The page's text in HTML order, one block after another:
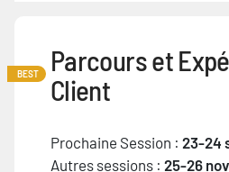
BEST
Parcours et
Client
Prochaine Session : 23-24
Autres sessions : 25-26